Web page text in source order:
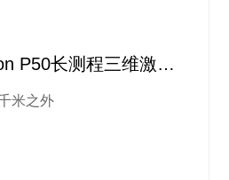
P50长测程三维激光
米之外